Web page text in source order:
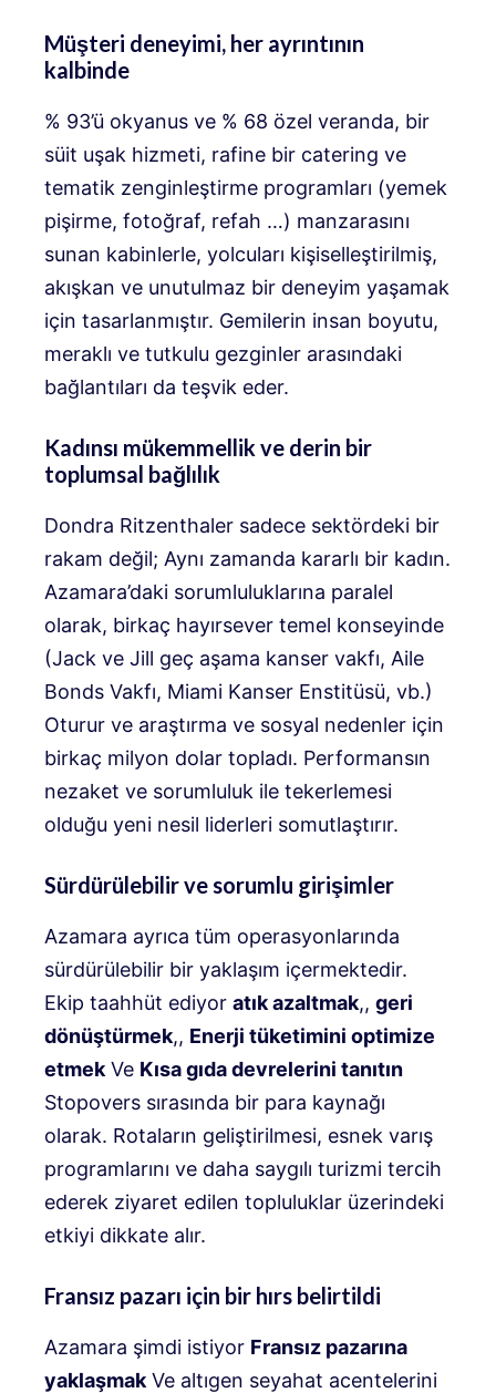
Müşteri deneyimi, her ayrıntının
kalbinde
% 93’ü okyanus ve % 68 özel veranda, bir
süit uşak hizmeti, rafine bir catering ve
tematik zenginleştirme programları (yemek
pişirme, fotoğraf, refah …) manzarasını
sunan kabinlerle, yolcuları kişiselleştirilmiş,
akışkan ve unutulmaz bir deneyim yaşamak
için tasarlanmıştır. Gemilerin insan boyutu,
meraklı ve tutkulu gezginler arasındaki
bağlantıları da teşvik eder.
Kadınsı mükemmellik ve derin bir
toplumsal bağlılık
Dondra Ritzenthaler sadece sektördeki bir
rakam değil; Aynı zamanda kararlı bir kadın.
Azamara’daki sorumluluklarına paralel
olarak, birkaç hayırsever temel konseyinde
(Jack ve Jill geç aşama kanser vakfı, Aile
Bonds Vakfı, Miami Kanser Enstitüsü, vb.)
Oturur ve araştırma ve sosyal nedenler için
birkaç milyon dolar topladı. Performansın
nezaket ve sorumluluk ile tekerlemesi
olduğu yeni nesil liderleri somutlaştırır.
Sürdürülebilir ve sorumlu girişimler
Azamara ayrıca tüm operasyonlarında
sürdürülebilir bir yaklaşım içermektedir.
Ekip taahhüt ediyor atık azaltmak,, geri
dönüştürmek,, Enerji tüketimini optimize
etmek Ve Kısa gıda devrelerini tanıtın
Stopovers sırasında bir para kaynağı
olarak. Rotaların geliştirilmesi, esnek varış
programlarını ve daha saygılı turizmi tercih
ederek ziyaret edilen topluluklar üzerindeki
etkiyi dikkate alır.
Fransız pazarı için bir hırs belirtildi
Azamara şimdi istiyor Fransız pazarına
yaklaşmak Ve altıgen seyahat acentelerini